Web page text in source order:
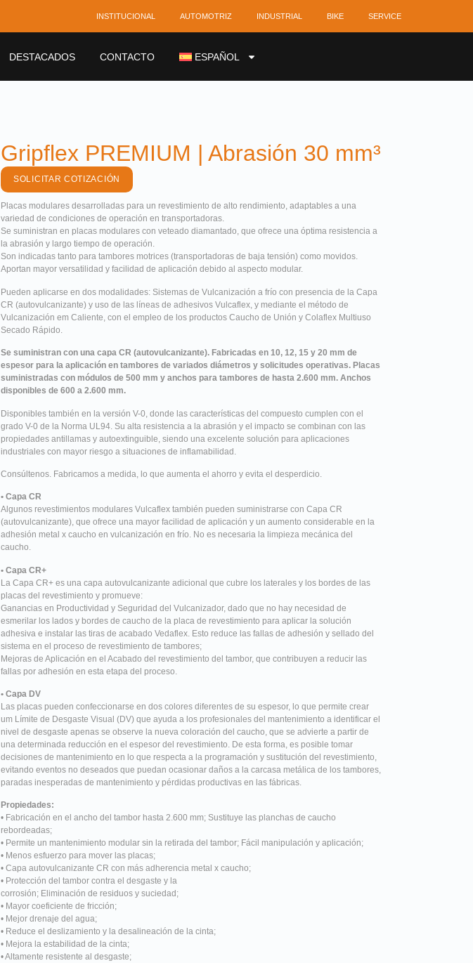
INSTITUCIONAL AUTOMOTRIZ INDUSTRIAL BIKE SERVICE
DESTACADOS CONTACTO ESPAÑOL
Gripflex PREMIUM | Abrasión 30 mm³
SOLICITAR COTIZACIÓN
Placas modulares desarrolladas para un revestimiento de alto rendimiento, adaptables a una
variedad de condiciones de operación en transportadoras.
Se suministran en placas modulares con veteado diamantado, que ofrece una óptima resistencia a
la abrasión y largo tiempo de operación.
Son indicadas tanto para tambores motrices (transportadoras de baja tensión) como movidos.
Aportan mayor versatilidad y facilidad de aplicación debido al aspecto modular.
Pueden aplicarse en dos modalidades: Sistemas de Vulcanización a frío con presencia de la Capa
CR (autovulcanizante) y uso de las líneas de adhesivos Vulcaflex, y mediante el método de
Vulcanización em Caliente, con el empleo de los productos Caucho de Unión y Colaflex Multiuso
Secado Rápido.
Se suministran con una capa CR (autovulcanizante). Fabricadas en 10, 12, 15 y 20 mm de
espesor para la aplicación en tambores de variados diámetros y solicitudes operativas. Placas
suministradas con módulos de 500 mm y anchos para tambores de hasta 2.600 mm. Anchos
disponibles de 600 a 2.600 mm.
Disponibles también en la versión V-0, donde las características del compuesto cumplen con el
grado V-0 de la Norma UL94. Su alta resistencia a la abrasión y el impacto se combinan con las
propiedades antillamas y autoextinguible, siendo una excelente solución para aplicaciones
industriales con mayor riesgo a situaciones de inflamabilidad.
Consúltenos. Fabricamos a medida, lo que aumenta el ahorro y evita el desperdicio.
• Capa CR
Algunos revestimientos modulares Vulcaflex también pueden suministrarse con Capa CR
(autovulcanizante), que ofrece una mayor facilidad de aplicación y un aumento considerable en la
adhesión metal x caucho en vulcanización en frío. No es necesaria la limpieza mecánica del
caucho.
• Capa CR+
La Capa CR+ es una capa autovulcanizante adicional que cubre los laterales y los bordes de las
placas del revestimiento y promueve:
Ganancias en Productividad y Seguridad del Vulcanizador, dado que no hay necesidad de
esmerilar los lados y bordes de caucho de la placa de revestimiento para aplicar la solución
adhesiva e instalar las tiras de acabado Vedaflex. Esto reduce las fallas de adhesión y sellado del
sistema en el proceso de revestimiento de tambores;
Mejoras de Aplicación en el Acabado del revestimiento del tambor, que contribuyen a reducir las
fallas por adhesión en esta etapa del proceso.
• Capa DV
Las placas pueden confeccionarse en dos colores diferentes de su espesor, lo que permite crear
um Límite de Desgaste Visual (DV) que ayuda a los profesionales del mantenimiento a identificar el
nivel de desgaste apenas se observe la nueva coloración del caucho, que se advierte a partir de
una determinada reducción en el espesor del revestimiento. De esta forma, es posible tomar
decisiones de mantenimiento en lo que respecta a la programación y sustitución del revestimiento,
evitando eventos no deseados que puedan ocasionar daños a la carcasa metálica de los tambores,
paradas inesperadas de mantenimiento y pérdidas productivas en las fábricas.
Propiedades:
• Fabricación en el ancho del tambor hasta 2.600 mm; Sustituye las planchas de caucho
rebordeadas;
• Permite un mantenimiento modular sin la retirada del tambor; Fácil manipulación y aplicación;
• Menos esfuerzo para mover las placas;
• Capa autovulcanizante CR con más adherencia metal x caucho;
• Protección del tambor contra el desgaste y la
corrosión; Eliminación de residuos y suciedad;
• Mayor coeficiente de fricción;
• Mejor drenaje del agua;
• Reduce el deslizamiento y la desalineación de la cinta;
• Mejora la estabilidad de la cinta;
• Altamente resistente al desgaste;